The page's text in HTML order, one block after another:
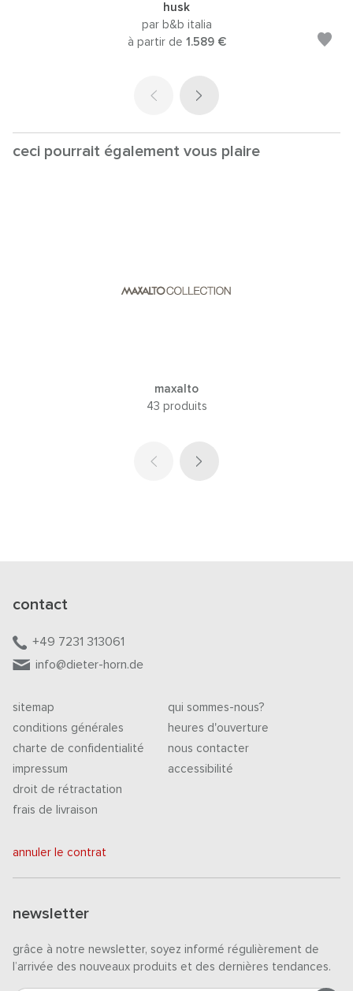
husk
par b&b italia
à partir de 1.589 €
ceci pourrait également vous plaire
maxalto
43 produits
contact
+49 7231 313061
info@dieter-horn.de
sitemap
conditions générales
charte de confidentialité
impressum
droit de rétractation
frais de livraison
qui sommes-nous?
heures d'ouverture
nous contacter
accessibilité
annuler le contrat
newsletter
grâce à notre newsletter, soyez informé régulièrement de
l’arrivée des nouveaux produits et des dernières tendances.